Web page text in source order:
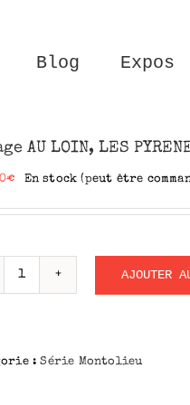
Blog Expos
AU LOIN, LES
€ En stock (peut être
LOIN,
AJOUTER
:Série Montolieu